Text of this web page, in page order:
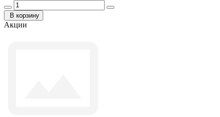
В корзину
Акции